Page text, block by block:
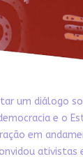
um diálogo
e o
em